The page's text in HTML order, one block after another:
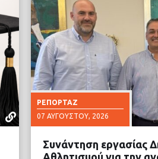
ΡΕΠΟΡΤΆΖ
07 ΑΥΓΟΎΣΤΟΥ, 2026
Συνάντηση εργασίας